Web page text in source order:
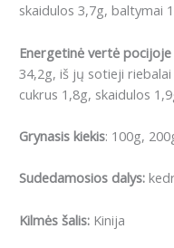
skaidulos 3,7g, baltymai
Energetinė vertė
34,2g, iš jų sotieji
cukrus 1,8g, skaidulos
Grynasis kiekis: 100g,
Sudedamosios dalys:
Kilmės šalis: Kinija